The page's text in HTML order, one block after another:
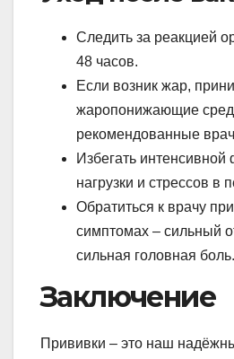
Следить за реакцией
48 часов.
Если возник жар,
жаропонижающие
рекомендованные
Избегать интенсивной
нагрузки и стрессов в
Обратиться к врачу
симптомах – сильный
сильная головная боль.
Заключение
Прививки – это наш